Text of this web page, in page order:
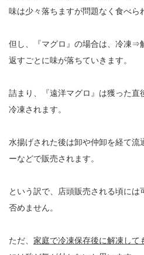
味は少々落ちますが問題なく食べら
但し、『マグロ』の場合は、冷凍
返すごとに味が落ちていきます。
詰まり、『遠洋マグロ』は獲った
冷凍されます。
水揚げされた後は卸や仲卸を経て流
ーなどで販売されます。
という訳で、店頭販売される頃に
否めません。
ただ、 家庭で冷凍保存後に解凍して